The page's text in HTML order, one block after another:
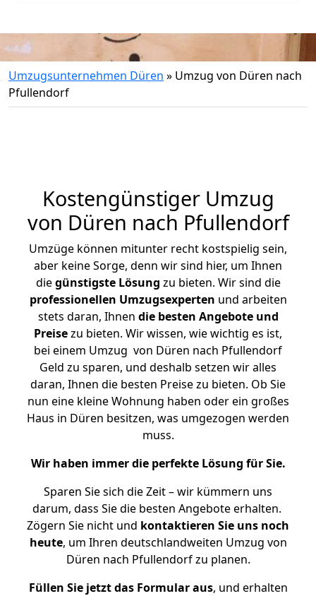
Umzugsunternehmen Düren » Umzug von Düren nach
Pfullendorf
Kostengünstiger Umzug
von Düren nach Pfullendorf
Umzüge können mitunter recht kostspielig sein,
aber keine Sorge, denn wir sind hier, um Ihnen
diegünstigste Lösung zu bieten. Wir sind die
professionellen Umzugsexperten und arbeiten
stets daran, Ihnen die besten Angebote und
Preisezu bieten. Wir wissen, wie wichtig es ist,
bei einem Umzug von Düren nach Pfullendorf
Geld zu sparen, und deshalb setzen wir alles
daran, Ihnen die besten Preise zu bieten. Ob Sie
nun eine kleine Wohnung haben oder ein großes
Haus in Düren besitzen, was umgezogen werden
muss.
Wir haben immer die perfekte Lösung für Sie.
Sparen Sie sich die Zeit – wir kümmern uns
darum, dass Sie die besten Angebote erhalten.
Zögern Sie nicht und kontaktieren Sie uns noch
heute, um Ihren deutschlandweiten Umzug von
Düren nach Pfullendorf zu planen.
Füllen Sie jetzt das Formular aus, und erhalten